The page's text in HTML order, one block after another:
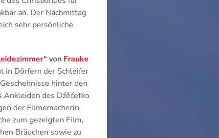
an. Der Nachmittag
sehr persönliche
“von Frauke
in Dörfern der Schleifer
hinter den
Ankleiden des Dźěćetko
der Filmemacherin
zum gezeigten Film,
Bräuchen sowie zu